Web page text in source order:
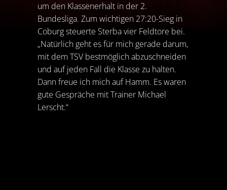
um den Klassenerhalt in der 2.
Bundesliga. Zum wichtigen 27:20-Sieg in
Coburg steuerte Sterba vier Feldtore bei.
„Natürlich geht es für mich gerade darum,
mit dem TSV bestmöglich abzuschneiden
und auf jeden Fall die Klasse zu halten.
Dann freue ich mich auf Hamm. Es waren
gute Gespräche mit Trainer Michael
Lerscht.“